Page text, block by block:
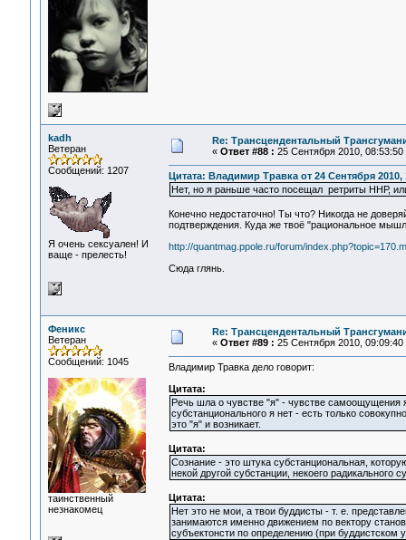
kadh
Ветеран
Сообщений: 1207
Я очень сексуален! И
ваще - прелесть!
Re: Трансцендентальный
« Ответ #88 : 25 Сентября 2010, 08:53:50
Цитата: Владимир Травка от 24 Сентября 2010,
Нет, но я раньше часто посещал ретриты ННР,
Конечно недостаточно! Ты что? Никогда не
подтверждения. Куда же твоё "рациональное
http://quantmag.ppole.ru/forum/
Сюда глянь.
Феникс
Ветеран
Сообщений: 1045
таинственный
незнакомец
Re: Трансцендентальный
« Ответ #89 : 25 Сентября 2010, 09:09:40
Владимир Травка дело говорит:
Цитата:
Речь шла о чувстве "я" - чувстве самоощущения
субстанционального я нет - есть только
это "я" и возникает.
Цитата:
Сознание - это штука субстанциональная,
некой другой субстанции, некоего радикального
Цитата:
Нет это не мои, а твои буддисты - т. е.
занимаются именно движением по вектору
субъектонсти по определению (при буддистском